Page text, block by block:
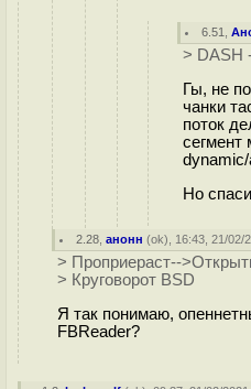
6.51 ,
> DASH
Гы, не
чанки
поток
сегмент
dynamic/
Но
2.28 ,анонн (ok), 16:43, 21/02/
> Проприераст--
> Круговорот BSD
Я так понимаю,
FBReader?